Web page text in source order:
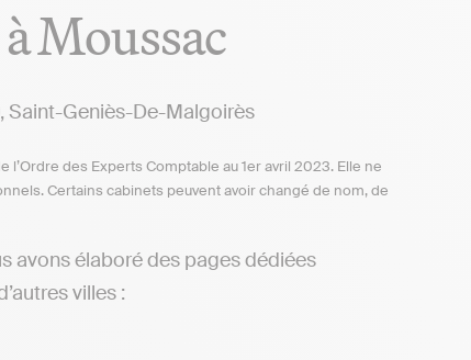
Moussac
Saint-Geniès-De-Malgoirès
des Experts Comptable au 1er avril 2023. Elle ne
Certains cabinets peuvent avoir changé de nom, de
avons élaboré des pages dédiées
villes :